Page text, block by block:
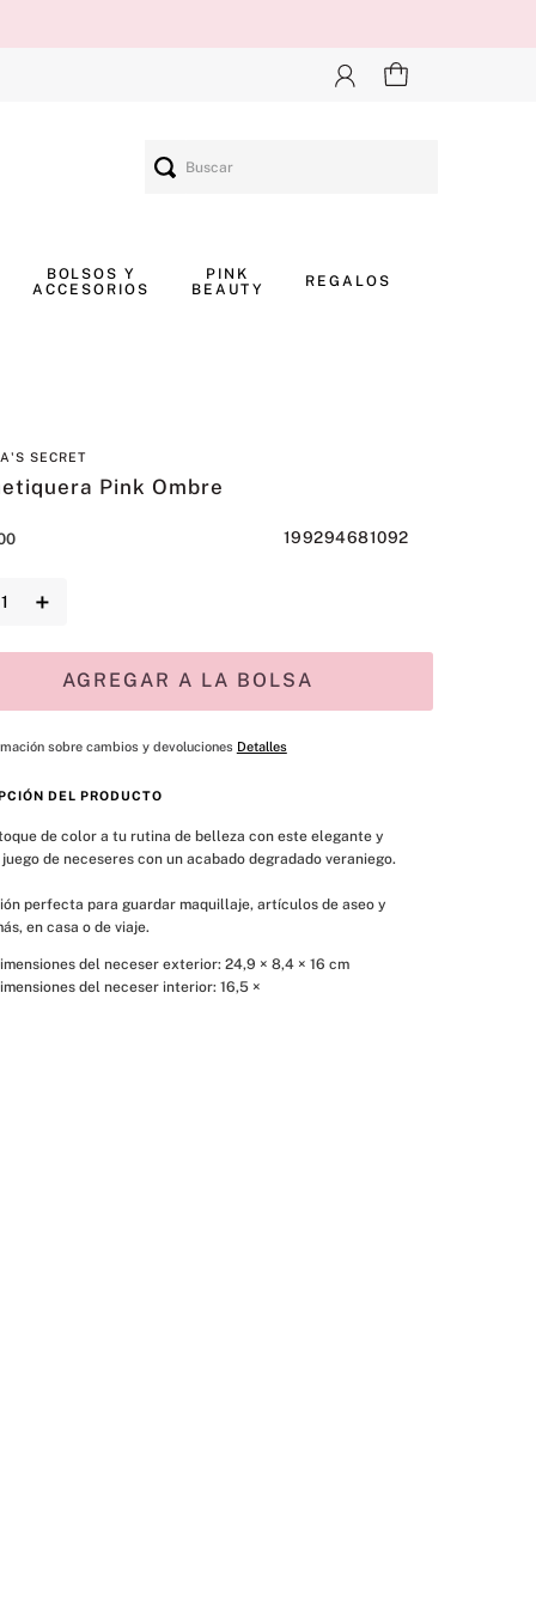
BOLSOS Y
ACCESORIOS
PINK
BEAUTY
REGALOS
SECRET
Pink Ombre
199294681092
＋
AGREGAR A LA BOLSA
sobre cambios y devoluciones Detalles
DEL PRODUCTO
de color a tu rutina de belleza con este elegante y
de neceseres con un acabado degradado veraniego.
perfecta para guardar maquillaje, artículos de aseo y
en casa o de viaje.
del neceser exterior: 24,9 × 8,4 × 16 cm
del neceser interior: 16,5 ×